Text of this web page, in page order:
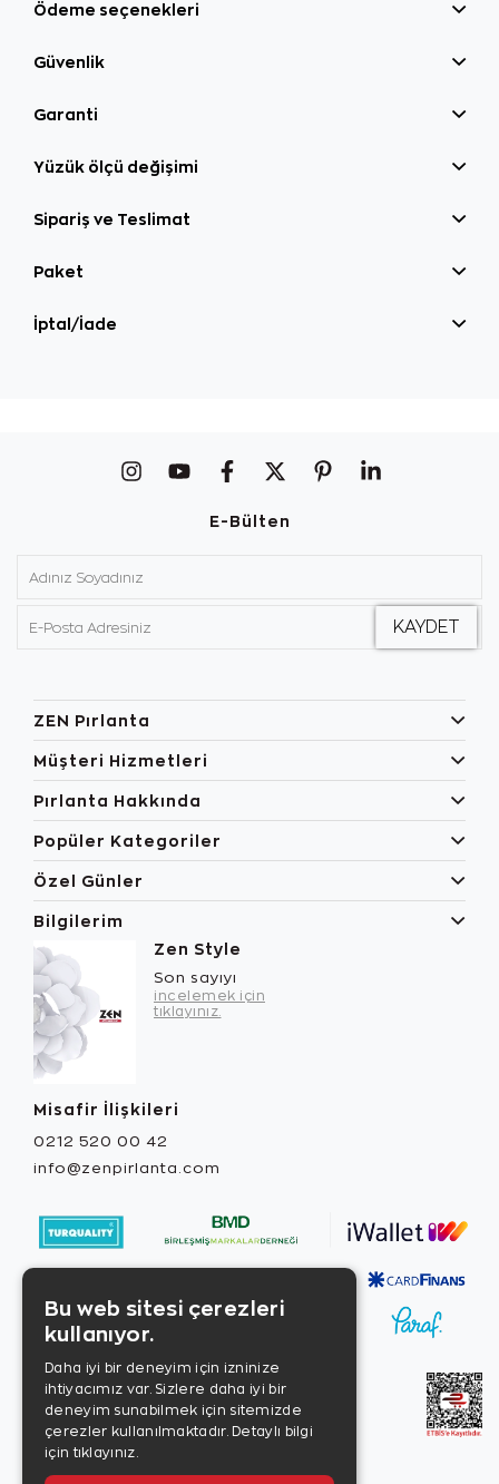
Ödeme seçenekleri
Güvenlik
Garanti
Yüzük ölçü değişimi
Sipariş ve Teslimat
Paket
İptal/İade
E-Bülten
ZEN Pırlanta
Müşteri Hizmetleri
Pırlanta Hakkında
Popüler Kategoriler
Özel Günler
Bilgilerim
Zen Style
Son sayıyı
incelemek için
tıklayınız.
Misafir İlişkileri
0212 520 00 42
info@zenpirlanta.com
Bu web sitesi çerezleri
kullanıyor.
Daha iyi bir deneyim için izninize
ihtiyacımız var. Sizlere daha iyi bir
deneyim sunabilmek için sitemizde
çerezler kullanılmaktadır. Detaylı bilgi
için tıklayınız.